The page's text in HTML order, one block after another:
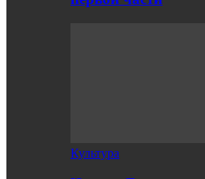
Культура